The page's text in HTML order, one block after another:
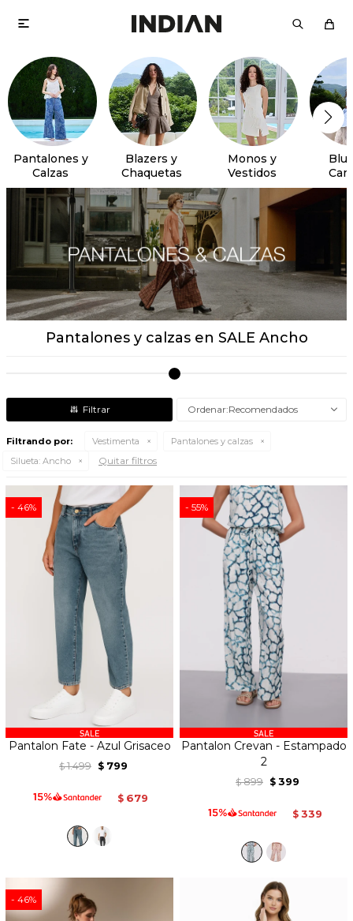

Pantalones y
Calzas
Blazers y
Chaquetas
Monos y
Vestidos
Pantalones y calzas en SALE Ancho
Recomendados
Filtrando por: Vestimenta
Pantalones y calzas
Silueta: Ancho Quitar filtros
46
Pantalon Fate - Azul Grisaceo
$ 1.499 $ 799
$ 679
55
Pantalon Crevan - Estampado
2
$ 899 $ 399
$ 339
46